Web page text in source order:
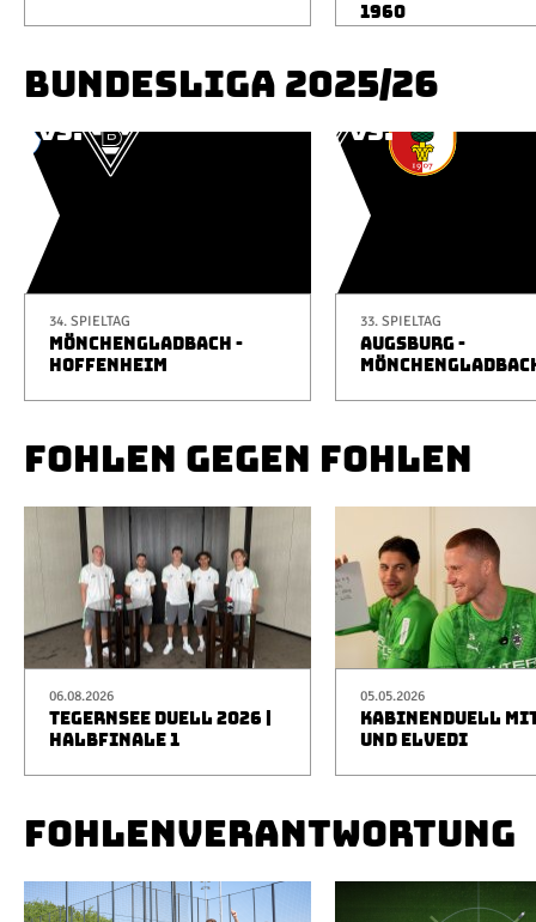
1960
BUNDESLIGA 2025/26
34. SPIELTAG
MÖNCHENGLADBACH -
HOFFENHEIM
33. SPIELTAG
AUGSBURG -
FOHLEN GEGEN FOHLEN
06.08.2026
TEGERNSEE DUELL 2026 |
HALBFINALE 1
05.05.2026
KABINENDUELL
UND ELVEDI
FOHLENVERANTWORTUNG